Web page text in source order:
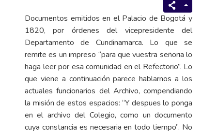
Documentos emitidos en el Palacio de Bogotá y
1820, por órdenes del vicepresidente del
Departamento de Cundinamarca. Lo que se
remite es un impreso “para que vuestra señoria lo
haga leer por esa comunidad en el Refectorio”. Lo
que viene a continuación parece hablarnos a los
actuales funcionarios del Archivo, compendiando
la misión de estos espacios: “Y despues lo ponga
en el archivo del Colegio, como un documento
cuya constancia es necesaria en todo tiempo”. No